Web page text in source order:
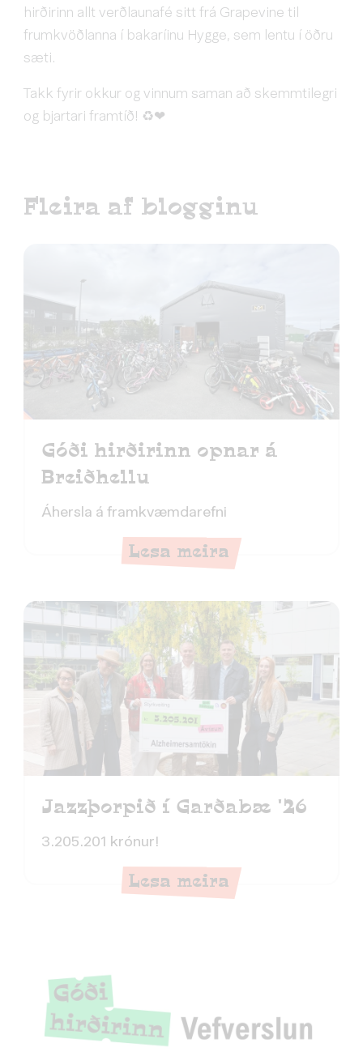
hirðirinn allt verðlaunafé sitt frá Grapevine til
frumkvöðlanna í bakaríinu Hygge, sem lentu í öðru
sæti.
Takk fyrir okkur og vinnum saman að skemmtilegri
og bjartari framtíð! ♻❤
Fleira af blogginu
Góði hirðirinn opnar á
Breiðhellu
Áhersla á framkvæmdarefni
Lesa meira
Jazzþorpið í Garðabæ '26
3.205.201 krónur!
Lesa meira